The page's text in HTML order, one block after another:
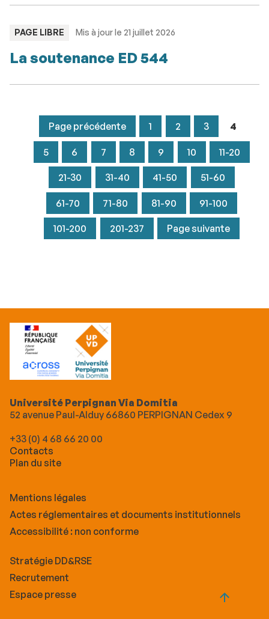
service des entreprises. L’opportunité pour eux
avant la fin de leur cursus tout en développant leur
TYPE
PAGE LIBRE Mis à jour le 21 juillet 2026
La soutenance ED 544
Page précédente 1 2 3 4
5 6 7 8 9 10 11-20
21-30 31-40 41-50 51-60
61-70 71-80 81-90 91-100
101-200 201-237 Page suivante
Université Perpignan Via Domitia
52 avenue Paul-Alduy 66860 PERPIGNAN Cedex 9
+33 (0) 4 68 66 20 00
Contacts
Plan du site
Mentions légales
Actes réglementaires et documents institutionnels
Accessibilité : non conforme
Stratégie DD&RSE
Recrutement
Espace presse